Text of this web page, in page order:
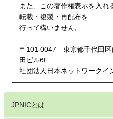
また、この著作権表示を入れ
転載・複製・再配布を
行って構いません。
〒101-0047 東京都千代田
田ビル6F
社団法人日本ネットワークイ
JPNICとは